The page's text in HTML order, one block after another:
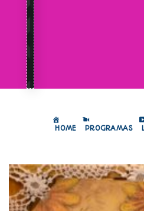
HOME PROGRAMAS